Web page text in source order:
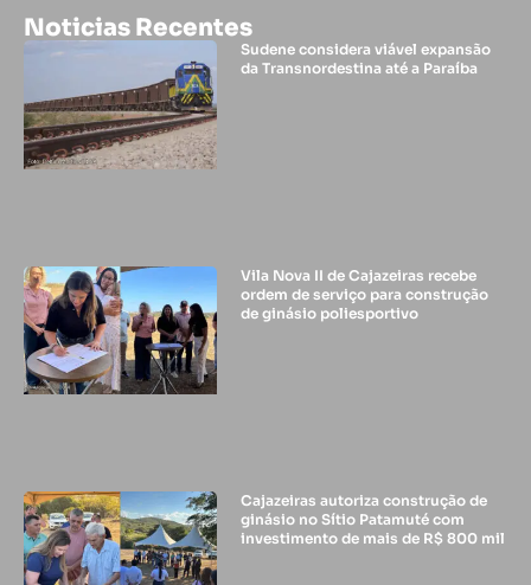
Noticias Recentes
Sudene considera viável expansão
da Transnordestina até a Paraíba
Vila Nova II de Cajazeiras recebe
ordem de serviço para construção
de ginásio poliesportivo
Cajazeiras autoriza construção de
ginásio no Sítio Patamuté com
investimento de mais de R$ 800 mil